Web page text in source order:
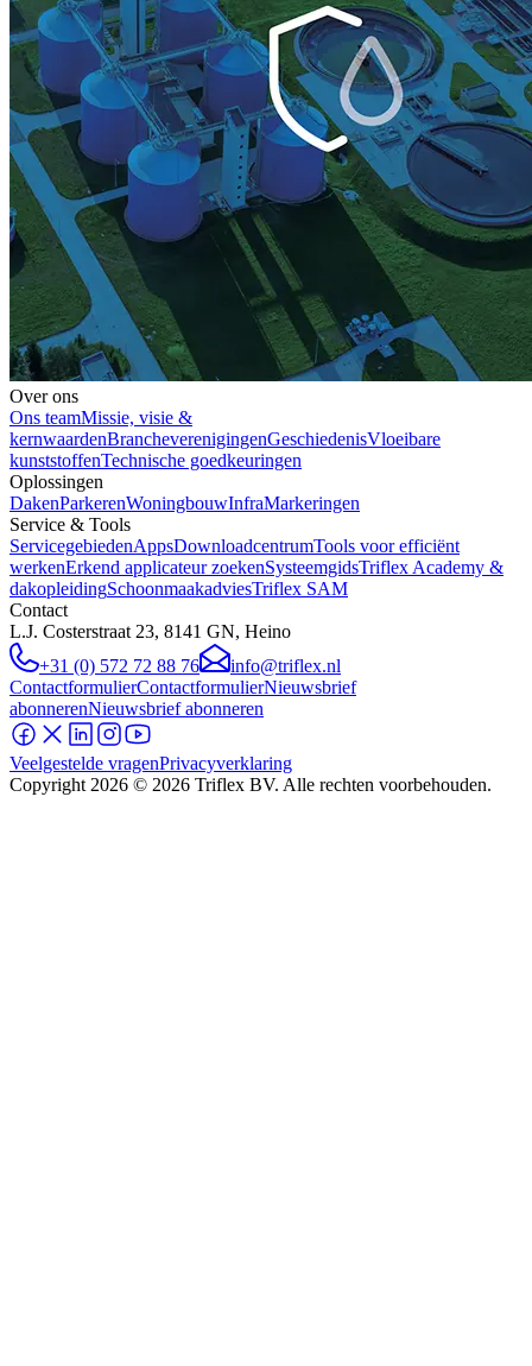
Over ons
Ons teamMissie, visie &
kernwaardenBrancheverenigingenGeschiedenisVloeibare
kunststoffenTechnische goedkeuringen
Oplossingen
DakenParkerenWoningbouwInfraMarkeringen
Service & Tools
ServicegebiedenAppsDownloadcentrumTools voor efficiënt
werkenErkend applicateur zoekenSysteemgidsTriflex Academy &
dakopleidingSchoonmaakadviesTriflex SAM
Contact
L.J. Costerstraat 23, 8141 GN, Heino
+31 (0) 572 72 88 76
info@triflex.nl
ContactformulierContactformulierNieuwsbrief
abonnerenNieuwsbrief abonneren
Veelgestelde vragenPrivacyverklaring
Copyright 2026 © 2026 Triflex BV. Alle rechten voorbehouden.